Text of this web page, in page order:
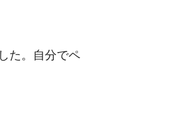
た。自分でペ